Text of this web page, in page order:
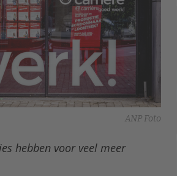
ANP Foto
hebben voor veel meer